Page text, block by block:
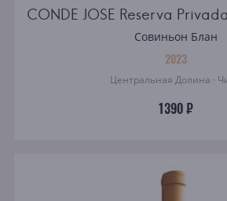
Совиньон Блан
2023
Центральная Долина ·
1390 ₽